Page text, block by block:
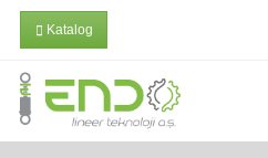
Katalog